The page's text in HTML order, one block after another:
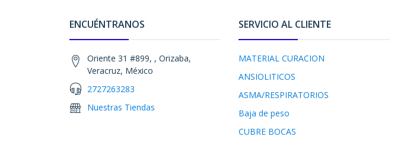
ENCUÉNTRANOS
Oriente 31 #899, , Orizaba,
Veracruz, México
2727263283
Nuestras Tiendas
SERVICIO AL CLIENTE
MATERIAL CURACION
ANSIOLITICOS
ASMA/RESPIRATORIOS
Baja de peso
CUBRE BOCAS